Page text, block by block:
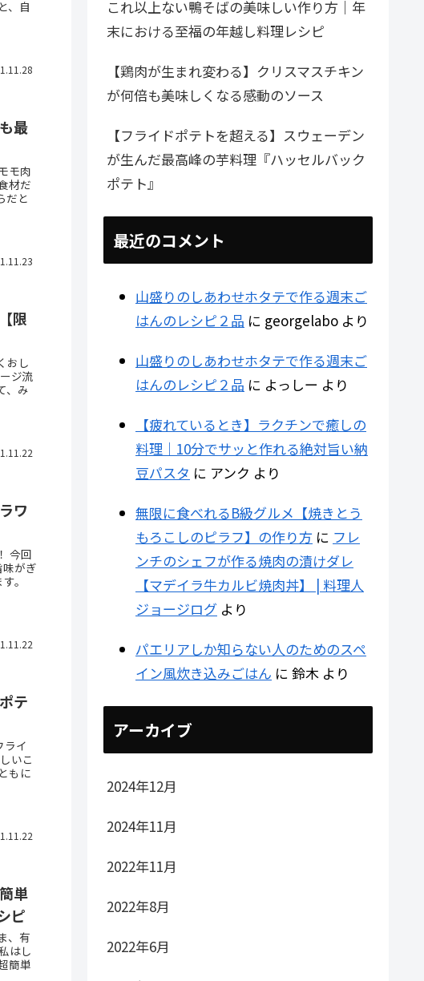
、自
最
モ肉
材だ
だと
限
おし
ジ流
、み
ワ
今回
がぎ
。
テ
ライ
いこ
もに
単
ピ
、有
はし
簡単
これ以上ない鴨そばの美味しい作り方｜年
末における至福の年越し料理レシピ
【鶏肉が生まれ変わる】クリスマスチキン
が何倍も美味しくなる感動のソース
【フライドポテトを超える】スウェーデン
が生んだ最高峰の芋料理『ハッセルバック
ポテト』
最近のコメント
山盛りのしあわせホタテで作る週末ご
はんのレシピ２品 に georgelabo より
山盛りのしあわせホタテで作る週末ご
はんのレシピ２品 に よっしー より
【疲れているとき】ラクチンで癒しの
料理｜10分でサッと作れる絶対旨い納
豆パスタ に アンク より
無限に食べれるB級グルメ【焼きとう
もろこしのピラフ】の作り方 に フレ
ンチのシェフが作る焼肉の漬けダレ
【マデイラ牛カルビ焼肉丼】 | 料理人
ジョージログ より
パエリアしか知らない人のためのスペ
イン風炊き込みごはん に 鈴木 より
アーカイブ
2024年12月
2024年11月
2022年11月
2022年8月
2022年6月